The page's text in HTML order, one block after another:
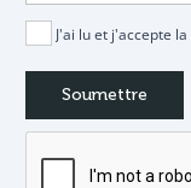
J'ai lu et j'accepte la